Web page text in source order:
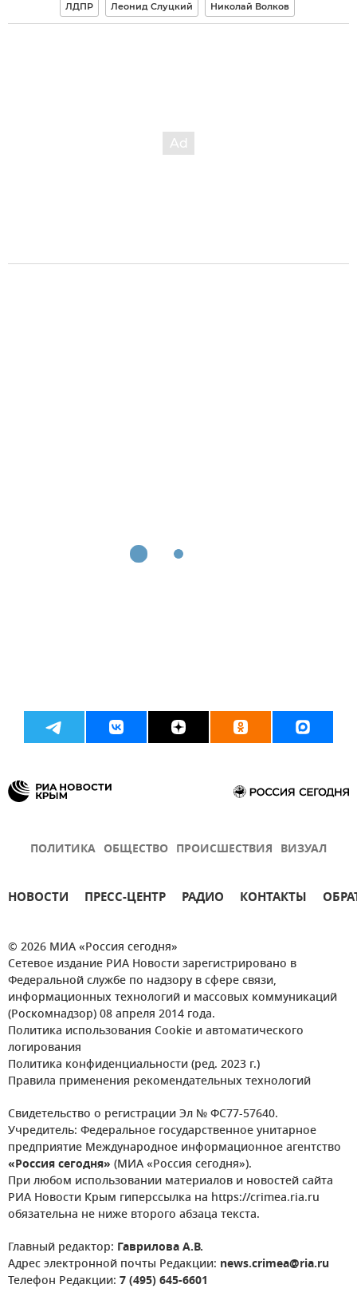
ЛДПР Леонид Слуцкий Николай Волков
ПОЛИТИКА ОБЩЕСТВО ПРОИСШЕСТВИЯ ВИЗУАЛ
НОВОСТИ ПРЕСС-ЦЕНТР РАДИО КОНТАКТЫ
© 2026 МИА «Россия сегодня»
Сетевое издание РИА Новости зарегистрировано в
Федеральной службе по надзору в сфере связи,
информационных технологий и массовых коммуникаций
(Роскомнадзор) 08 апреля 2014 года.
Политика использования Cookie и автоматического
логирования
Политика конфиденциальности (ред. 2023 г.)
Правила применения рекомендательных технологий
Свидетельство о регистрации Эл № ФС77-57640.
Учредитель: Федеральное государственное унитарное
предприятие Международное информационное агентство
«Россия сегодня» (МИА «Россия сегодня»).
При любом использовании материалов и новостей сайта
РИА Новости Крым гиперссылка на https://crimea.ria.ru
обязательна не ниже второго абзаца текста.
Главный редактор: Гаврилова А.В.
Адрес электронной почты Редакции: news.crimea@ria.ru
Телефон Редакции: 7 (495) 645-6601